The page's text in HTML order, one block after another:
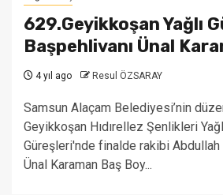
629.Geyikkoşan Yağlı
Başpehlivanı Ünal
4 yıl ago Resul ÖZSARAY
Samsun Alaçam Belediyesi’nin
Geyikkoşan Hıdırellez Şenlikleri
Güreşleri'nde finalde rakibi Abdullah
Ünal Karaman Baş Boy...